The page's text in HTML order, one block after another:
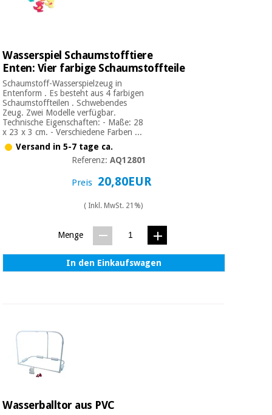
Wasserspiel Schaumstofftiere
Enten: Vier farbige Schaumstoffteile
Schaumstoff-Wasserspielzeug in
Entenform . Es besteht aus 4 farbigen
Schaumstoffteilen . Schwebendes
Zeug. Zwei Modelle verfügbar.
Technische Eigenschaften: - Maße: 28
x 23 x 3 cm. - Verschiedene Farben ...
Versand in 5-7 tage ca.
Referenz:AQ12801
Preis 20,80EUR
( Inkl. MwSt. 21%)
Menge
In den Einkaufswagen
Wasserballtor aus PVC